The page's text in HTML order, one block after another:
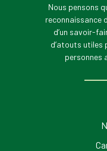
Nous pensons
reconnaissance
d’un savoir-
d’atouts utiles
personnes